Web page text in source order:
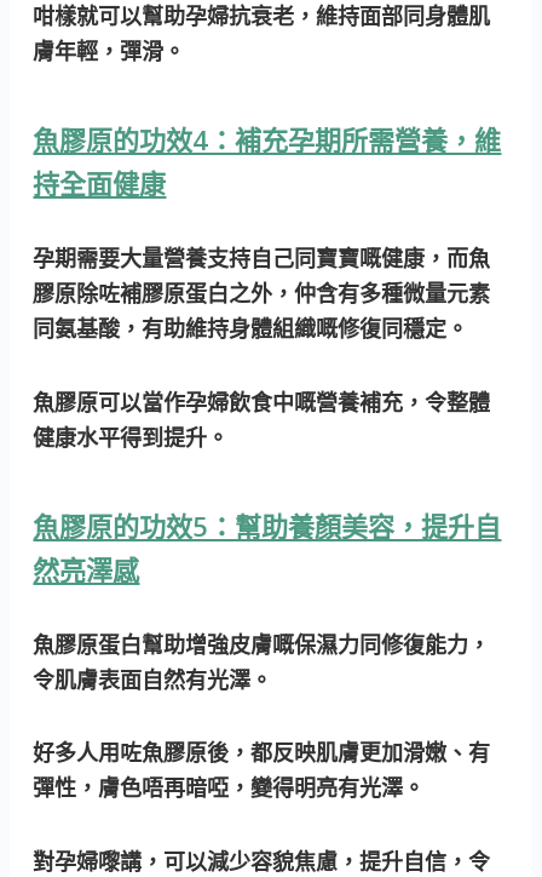
咁樣就可以幫助孕婦抗衰老，維持面部同身體肌
膚年輕，彈滑。
魚膠原的功效4：補充孕期所需營養，維
持全面健康
孕期需要大量營養支持自己同寶寶嘅健康，而魚
膠原除咗補膠原蛋白之外，仲含有多種微量元素
同氨基酸，有助維持身體組織嘅修復同穩定。
魚膠原可以當作孕婦飲食中嘅營養補充，令整體
健康水平得到提升。
魚膠原的功效5：幫助養顏美容，提升自
然亮澤感
魚膠原蛋白幫助增強皮膚嘅保濕力同修復能力，
令肌膚表面自然有光澤。
好多人用咗魚膠原後，都反映肌膚更加滑嫩、有
彈性，膚色唔再暗啞，變得明亮有光澤。
對孕婦嚟講，可以減少容貌焦慮，提升自信，令